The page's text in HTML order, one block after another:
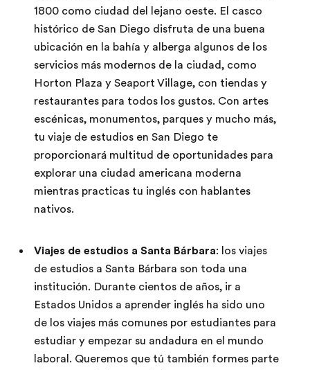
1800 como ciudad del lejano oeste. El casco
histórico de San Diego disfruta de una buena
ubicación en la bahía y alberga algunos de los
servicios más modernos de la ciudad, como
Horton Plaza y Seaport Village, con tiendas y
restaurantes para todos los gustos. Con artes
escénicas, monumentos, parques y mucho más,
tu viaje de estudios en San Diego te
proporcionará multitud de oportunidades para
explorar una ciudad americana moderna
mientras practicas tu inglés con hablantes
nativos.
Viajes de estudios a Santa Bárbara: los viajes
de estudios a Santa Bárbara son toda una
institución. Durante cientos de años, ir a
Estados Unidos a aprender inglés ha sido uno
de los viajes más comunes por estudiantes para
estudiar y empezar su andadura en el mundo
laboral. Queremos que tú también formes parte